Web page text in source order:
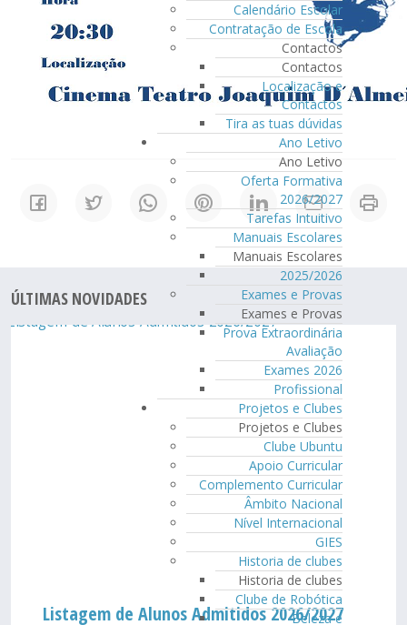
Calendário Escolar
Contratação de Escola
Contactos
Contactos
Localização e
Contactos
Tira as tuas dúvidas
Ano Letivo
Ano Letivo
Oferta Formativa
2026/2027
Tarefas Intuitivo
Manuais Escolares
Manuais Escolares
2025/2026
Exames e Provas
Exames e Provas
Prova Extraordinária
Avaliação
Exames 2026
Profissional
Projetos e Clubes
Projetos e Clubes
Clube Ubuntu
Apoio Curricular
Complemento Curricular
Âmbito Nacional
Nível Internacional
GIES
Historia de clubes
Historia de clubes
Clube de Robótica
Beleza e
ÚLTIMAS NOVIDADES
Listagem de Alunos Admitidos 2026/2027